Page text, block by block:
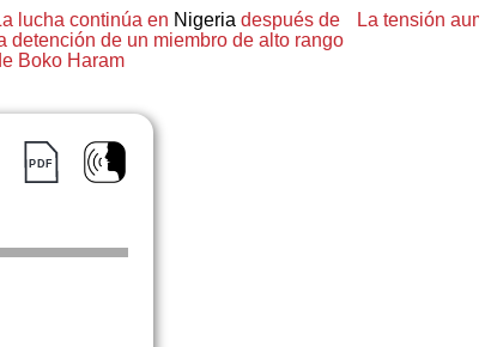
OTHER LANGUAGES
ABOUT US
lucha continúa en Nigeria después de
detención de un miembro de alto rango
Boko Haram
La tensión